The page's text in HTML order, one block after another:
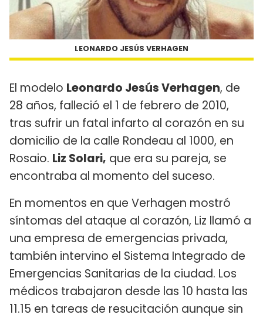
LEONARDO JESÚS VERHAGEN
El modelo Leonardo Jesús Verhagen, de
28 años, falleció el 1 de febrero de 2010,
tras sufrir un fatal infarto al corazón en su
domicilio de la calle Rondeau al 1000, en
Rosaio. Liz Solari, que era su pareja, se
encontraba al momento del suceso.
En momentos en que Verhagen mostró
síntomas del ataque al corazón, Liz llamó a
una empresa de emergencias privada,
también intervino el Sistema Integrado de
Emergencias Sanitarias de la ciudad. Los
médicos trabajaron desde las 10 hasta las
11.15 en tareas de resucitación aunque sin